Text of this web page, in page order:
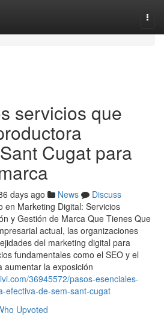
servicios que
Cugat para
days ago News
Discuss
en Marketing Digital: Servicios
y Gestión de Marca Que Tienes Que
actual, las organizaciones
del marketing digital para
fundamentales como el SEO y el
aumentar la exposición
36945572/pasos-esenciales-
efectiva-de-sem-sant-cugat
Upvoted